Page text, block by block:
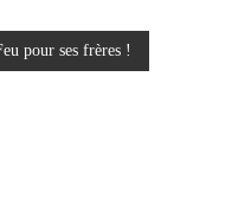
pour ses frères !